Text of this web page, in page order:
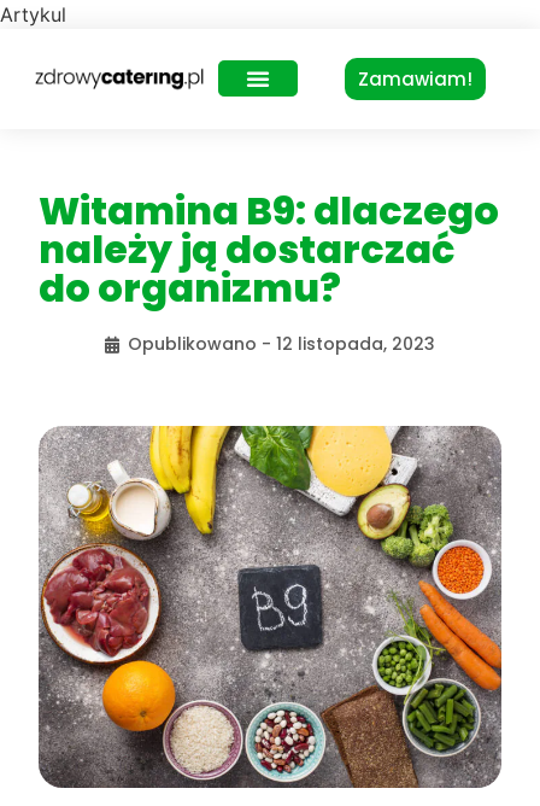
Artykul
Zamawiam!
Witamina B9: dlaczego
należy ją dostarczać
do organizmu?
Opublikowano - 12 listopada, 2023